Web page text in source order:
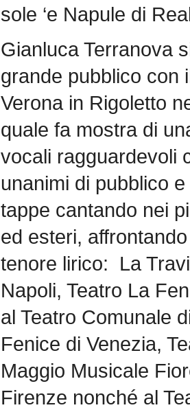
sole ‘e Napule di
Gianluca Terranova
grande pubblico con
Verona in Rigoletto
quale fa mostra di
vocali ragguardevoli
unanimi di pubblico
tappe cantando nei
ed esteri,
tenore lirico: La
Napoli, Teatro La
al Teatro Comunale
Fenice di Venezia,
Maggio Musicale
Firenze nonché al